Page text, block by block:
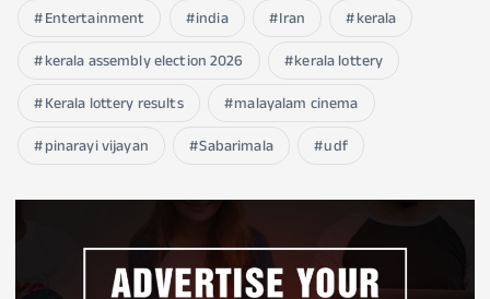
Entertainment
india Iran
kerala
kerala assembly election 2026
kerala lottery
Kerala lottery results
malayalam cinema
pinarayi vijayan
Sabarimala udf